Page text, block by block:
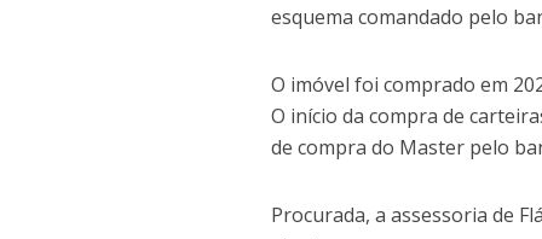
esquema comandado pelo
O imóvel foi comprado em
O início da compra de
de compra do Master pelo
Procurada, a assessoria de